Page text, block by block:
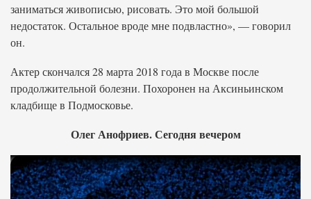
заниматься живописью, рисовать. Это мой большой
недостаток. Остальное вроде мне подвластно», — говорил
он.
Актер скончался 28 марта 2018 года в Москве после
продолжительной болезни. Похоронен на Аксиньинском
кладбище в Подмосковье.
Олег Анофриев. Сегодня вечером